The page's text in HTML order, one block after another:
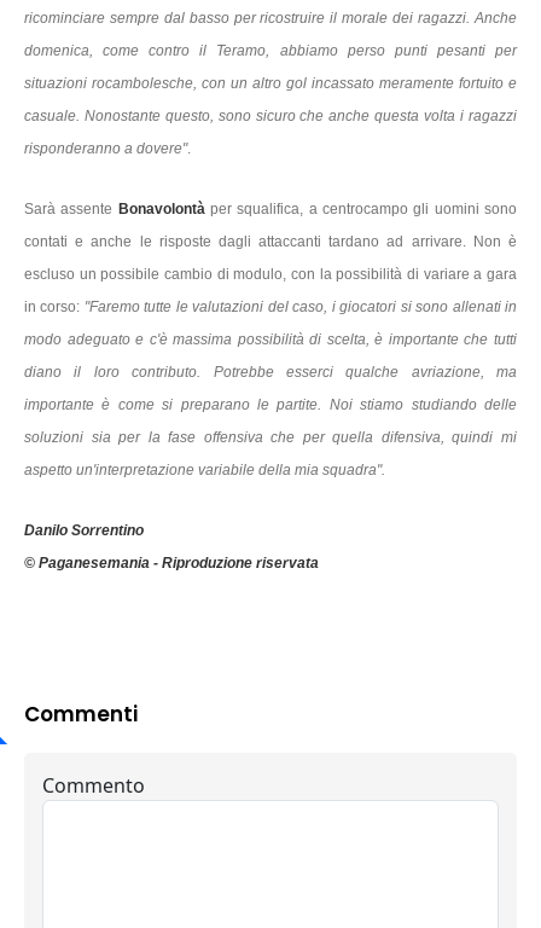
ricominciare sempre dal basso per ricostruire il morale dei ragazzi. Anche
domenica, come contro il Teramo, abbiamo perso punti pesanti per
situazioni rocambolesche, con un altro gol incassato meramente fortuito e
casuale. Nonostante questo, sono sicuro che anche questa volta i ragazzi
risponderanno a dovere".
Sarà assente Bonavolontàper squalifica, a centrocampo gli uomini sono
contati e anche le risposte dagli attaccanti tardano ad arrivare. Non è
escluso un possibile cambio di modulo, con la possibilità di variare a gara
in corso: "Faremo tutte le valutazioni del caso, i giocatori si sono allenati in
modo adeguato e c'è massima possibilità di scelta, è importante che tutti
diano il loro contributo. Potrebbe esserci qualche avriazione, ma
importante è come si preparano le partite. Noi stiamo studiando delle
soluzioni sia per la fase offensiva che per quella difensiva, quindi mi
aspetto un'interpretazione variabile della mia squadra".
Danilo Sorrentino
© Paganesemania - Riproduzione riservata
Commenti